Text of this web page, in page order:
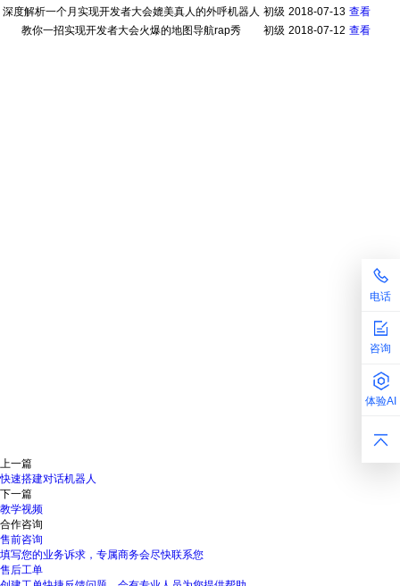
电话
咨询
体验AI
深度解析一个月实现开发者大会媲美真人的外呼机器人 初级 2018-07-13 查看
教你一招实现开发者大会火爆的地图导航rap秀
初级 2018-07-12 查看
上一篇
快速搭建对话机器人
下一篇
教学视频
合作咨询
售前咨询
填写您的业务诉求，专属商务会尽快联系您
售后工单